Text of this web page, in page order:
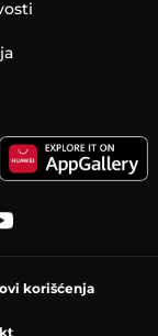
korišćenja